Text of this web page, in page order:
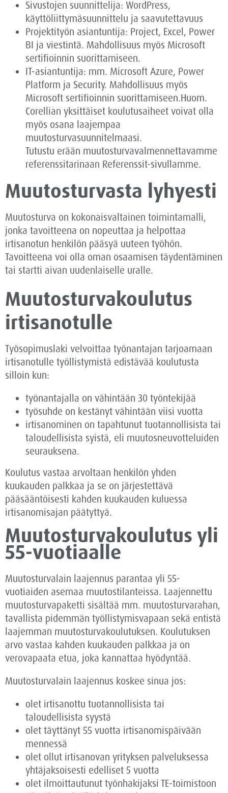
Sivustojen suunnittelija: WordPress,
käyttöliittymäsuunnittelu ja saavutettavuus
Projektityön asiantuntija: Project, Excel, Power
BI ja viestintä. Mahdollisuus myös Microsoft
sertifioinnin suorittamiseen.
IT-asiantuntija: mm. Microsoft Azure, Power
Platform ja Security. Mahdollisuus myös
Microsoft sertifioinnin suorittamiseen.Huom.
Corellian yksittäiset koulutusaiheet voivat olla
myös osana laajempaa
muutosturvasuunnitelmaasi.
Tutustu erään muutosturvavalmennettavamme
referenssitarinaan Referenssit-sivullamme.
Muutosturvasta lyhyesti
Muutosturva on kokonaisvaltainen toimintamalli,
jonka tavoitteena on nopeuttaa ja helpottaa
irtisanotun henkilön pääsyä uuteen työhön.
Tavoitteena voi olla oman osaamisen täydentäminen
tai startti aivan uudenlaiselle uralle.
Muutosturva­koulutus
irtisanotulle
Työsopimuslaki velvoittaa työnantajan tarjoamaan
irtisanotulle työllistymistä edistävää koulutusta
silloin kun:
työnantajalla on vähintään 30 työntekijää
työsuhde on kestänyt vähintään viisi vuotta
irtisanominen on tapahtunut tuotannollisista tai
taloudellisista syistä, eli muutosneuvotteluiden
seurauksena.
Koulutus vastaa arvoltaan henkilön yhden
kuukauden palkkaa ja se on järjestettävä
pääsääntöisesti kahden kuukauden kuluessa
irtisanomisajan päätyttyä.
Muutosturva­koulutus yli
55-vuotiaalle
Muutosturvalain laajennus parantaa yli 55-
vuotiaiden asemaa muutostilanteissa. Laajennettu
muutosturvapaketti sisältää mm. muutosturvarahan,
tavallista pidemmän työllistymisvapaan sekä entistä
laajemman muutosturvakoulutuksen. Koulutuksen
arvo vastaa kahden kuukauden palkkaa ja on
verovapaata etua, joka kannattaa hyödyntää.
Muutosturvalain laajennus koskee sinua jos:
olet irtisanottu tuotannollisista tai
taloudellisista syystä
olet täyttänyt 55 vuotta irtisanomispäivään
mennessä
olet ollut irtisanovan yrityksen palveluksessa
yhtäjaksoisesti edelliset 5 vuotta
olet ilmoittautunut työnhakijaksi TE-toimistoon